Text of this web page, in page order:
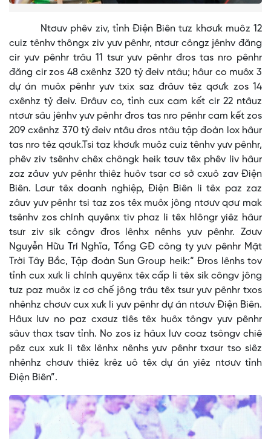
Ntơưv phêv ziv, tỉnh Điện Biên tưz khơưk muôz 12
cuiz tênhv thôngx ziv yưv pênhr, ntơưr côngz jênhv đăng
cir yưv pênhr trâu 11 tsưr yưv pênhr đros tas nro pênhr
đăng cir zos 48 cxênhz 320 tỷ đeiv ntâu; hâur co muôx 3
dự án muôx pênhr yưv txix saz đrâuv têz qơưk zos 14
cxênhz tỷ đeiv. Đrâuv co, tỉnh cux cam kết cir 22 ntâuz
ntơưr sâu jênhv yưv pênhr đros tas nro pênhr cam kết zos
209 cxênhz 370 tỷ đeiv ntâu đros ntâu tập đoàn lox hâur
tas nro têz qơưk.Tsi taz khơưk muôz cuiz tênhv yưv pênhr,
phêv ziv tsênhv chêx chôngk heik tơưv têx phêv liv hâur
zaz zâuv yưv pênhr thiêz huôv tsar cơ sở cxuô zav Điện
Biên. Lơưr têx doanh nghiệp, Điện Biên li têx paz zaz
zâuv yưv pênhr tsi taz zos têx muôx jông ntơưv qơư mak
tsênhv zos chính quyênx tiv phaz li têx hlôngr yiêz hâur
tsưr ziv sik côngv đros lênhx nênhs yưv pênhr. Zơưv
Nguyễn Hữu Trí Nghĩa, Tổng GĐ công ty yưv pênhr Mặt
Trời Tây Bắc, Tập đoàn Sun Group heik:“ Đros lênhs tov
tỉnh cux xưk li chính quyênx têx cấp li têx sik côngv jông
tưz paz muôx iz cơ chế jông trâu têx tsưr yưv pênhr txos
nhênhz chơưv cux xưk li yưv pênhr dự án ntơưv Điện Biên.
Hâux lưv no paz cxơưz tiês têx huôx tôngv yưv pênhr
sâuv thax tsav tỉnh. No zos iz hâux lưv coaz tsôngv chiê
pêz cux xưk li têx lênhx nênhs yưv pênhr txơưr tso siêz
nhênhz chơưv thiêz krêz uô têx dự án yiêz ntơưv tỉnh
Điện Biên”.